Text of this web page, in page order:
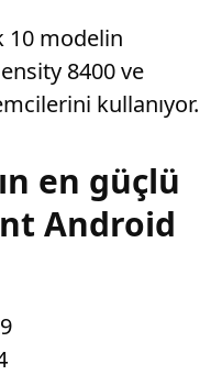
10 modelin
8400 ve
kullanıyor.
en güçlü
Android